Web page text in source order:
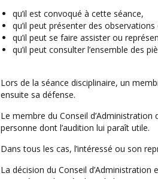
qu’il est convoqué à cette séance,
qu’il peut présenter des
qu’il peut se faire assister ou
qu’il peut consulter l’ensemble des
Lors de la séance disciplinaire, un
ensuite sa défense.
Le membre du Conseil
personne dont l’audition lui paraît utile.
Dans tous les cas, l’intéressé ou son
La décision du Conseil